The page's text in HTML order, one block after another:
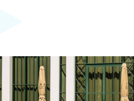
hivatkozás)